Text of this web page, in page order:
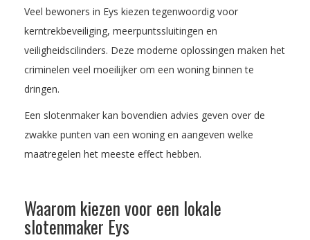
Veel bewoners in Eys kiezen tegenwoordig voor
kerntrekbeveiliging, meerpuntssluitingen en
veiligheidscilinders. Deze moderne oplossingen maken het
criminelen veel moeilijker om een woning binnen te
dringen.
Een slotenmaker kan bovendien advies geven over de
zwakke punten van een woning en aangeven welke
maatregelen het meeste effect hebben.
Waarom kiezen voor een lokale
slotenmaker Eys